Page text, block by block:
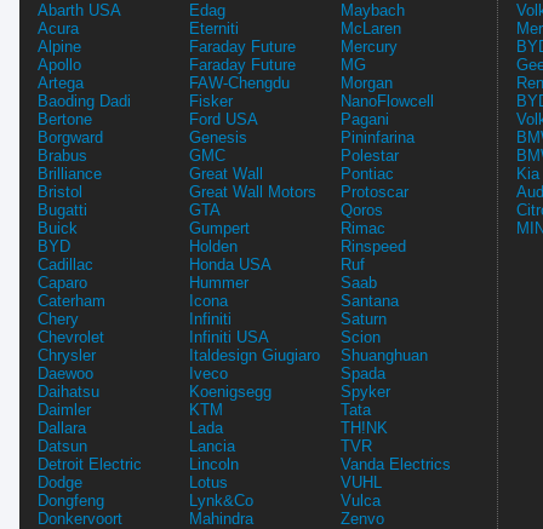
Abarth USA
Acura
Alpine
Apollo
Artega
Baoding Dadi
Bertone
Borgward
Brabus
Brilliance
Bristol
Bugatti
Buick
BYD
Cadillac
Caparo
Caterham
Chery
Chevrolet
Chrysler
Daewoo
Daihatsu
Daimler
Dallara
Datsun
Detroit Electric
Dodge
Dongfeng
Donkervoort
Edag
Eterniti
Faraday Future
Faraday Future
FAW-Chengdu
Fisker
Ford USA
Genesis
GMC
Great Wall
Great Wall Motors
GTA
Gumpert
Holden
Honda USA
Hummer
Icona
Infiniti
Infiniti USA
Italdesign Giugiaro
Iveco
Koenigsegg
KTM
Lada
Lancia
Lincoln
Lotus
Lynk&Co
Mahindra
Maybach
McLaren
Mercury
MG
Morgan
NanoFlowcell
Pagani
Pininfarina
Polestar
Pontiac
Protoscar
Qoros
Rimac
Rinspeed
Ruf
Saab
Santana
Saturn
Scion
Shuanghuan
Spada
Spyker
Tata
TH!NK
TVR
Vanda Electrics
VUHL
Vulca
Zenvo